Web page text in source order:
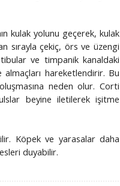
kulak yolunu geçerek, kulak
sırayla çekiç, örs ve üzengi
ve timpanik kanaldaki
almaçları hareketlendirir. Bu
neden olur. Corti
beyine iletilerek işitme
Köpek ve yarasalar daha
duyabilir.